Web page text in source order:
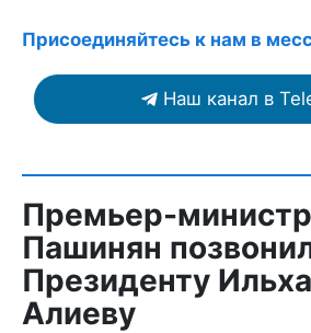
Присоединяйтесь к нам в
Наш канал в
Премьер-
Пашинян
Президенту
Алиеву